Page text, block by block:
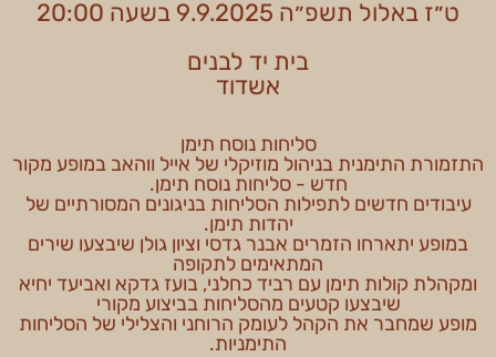
ט״ז באלול תשפ״ה 9.9.2025 בשעה 20:00
בית יד לבנים
אשדוד
סליחות נוסח תימן
התזמורת התימנית בניהול מוזיקלי של אייל ווהאב במופע מקור
חדש - סליחות נוסח תימן.
עיבודים חדשים לתפילות הסליחות בניגונים המסורתיים של
יהדות תימן.
במופע יתארחו הזמרים אבנר גדסי וציון גולן שיבצעו שירים
המתאימים לתקופה
ומקהלת קולות תימן עם רביד כחלני, בועז גדקא ואביעד יחיא
שיבצעו קטעים מהסליחות בביצוע מקורי
מופע שמחבר את הקהל לעומק הרוחני והצלילי של הסליחות
התימניות.